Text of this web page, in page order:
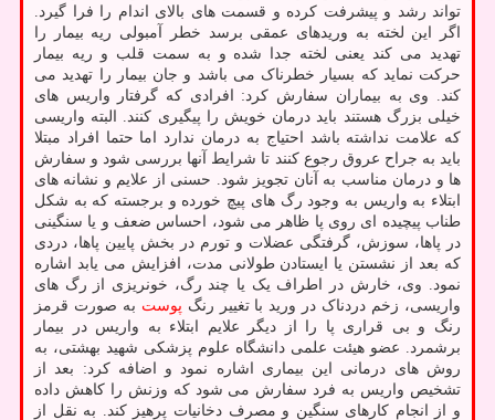
تواند رشد و پیشرفت کرده و قسمت های بالای اندام را فرا گیرد.
اگر این لخته به وریدهای عمقی برسد خطر آمبولی ریه بیمار را
تهدید می کند یعنی لخته جدا شده و به سمت قلب و ریه بیمار
حرکت نماید که بسیار خطرناک می باشد و جان بیمار را تهدید می
کند. وی به بیماران سفارش کرد: افرادی که گرفتار واریس های
خیلی بزرگ هستند باید درمان خویش را پیگیری کنند. البته واریسی
که علامت نداشته باشد احتیاج به درمان ندارد اما حتما افراد مبتلا
باید به جراح عروق رجوع کنند تا شرایط آنها بررسی شود و سفارش
ها و درمان مناسب به آنان تجویز شود. حسنی از علایم و نشانه های
ابتلاء به واریس به وجود رگ های پیچ خورده و برجسته که به شکل
طناب پیچیده ای روی پا ظاهر می شود، احساس ضعف و یا سنگینی
در پاها، سوزش، گرفتگی عضلات و تورم در بخش پایین پاها، دردی
که بعد از نشستن یا ایستادن طولانی مدت، افزایش می یابد اشاره
نمود. وی، خارش در اطراف یک یا چند رگ، خونریزی از رگ های
واریسی، زخم دردناک در ورید با تغییر رنگ پوست به صورت قرمز
رنگ و بی قراری پا را از دیگر علایم ابتلاء به واریس در بیمار
برشمرد. عضو هیئت علمی دانشگاه علوم پزشکی شهید بهشتی، به
روش های درمانی این بیماری اشاره نمود و اضافه کرد: بعد از
تشخیص واریس به فرد سفارش می شود که وزنش را کاهش داده
و از انجام کارهای سنگین و مصرف دخانیات پرهیز کند. به نقل از